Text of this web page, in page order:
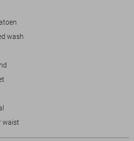
wash
waist